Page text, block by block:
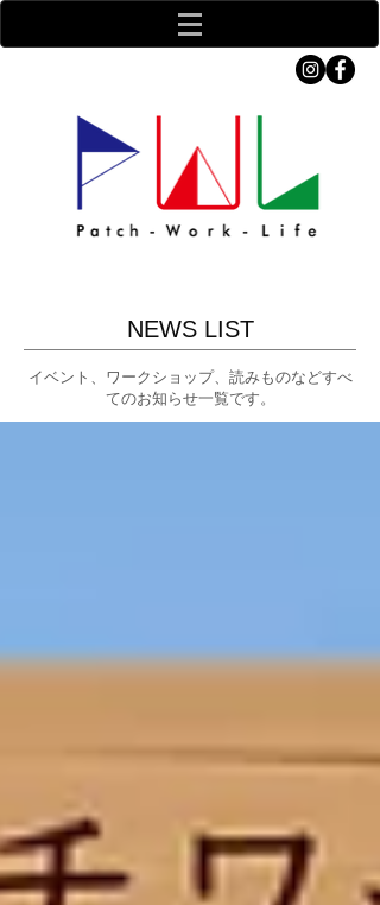
NEWS LIST
イベント、ワークショップ、読みものなどすべ
てのお知らせ一覧です。